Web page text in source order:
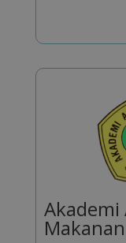
Akademi